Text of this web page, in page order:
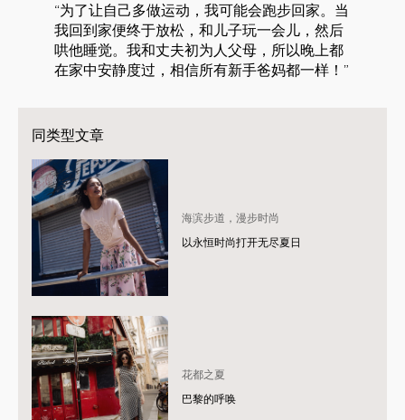
“为了让自己多做运动，我可能会跑步回家。当
我回到家便终于放松，和儿子玩一会儿，然后
哄他睡觉。我和丈夫初为人父母，所以晚上都
在家中安静度过，相信所有新手爸妈都一样！”
同类型文章
海滨步道，漫步时尚
以永恒时尚打开无尽夏日
花都之夏
巴黎的呼唤